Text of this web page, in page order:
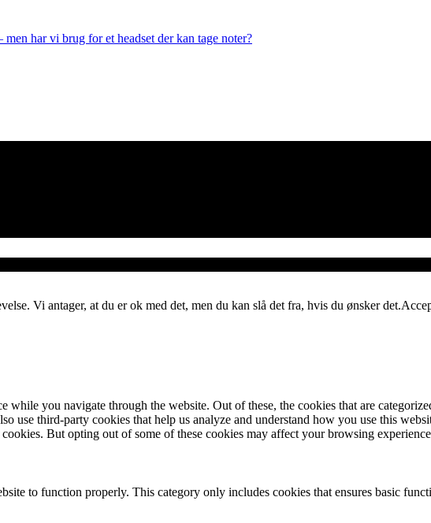
har vi brug for et headset der kan tage noter?
Vi antager, at du er ok med det, men du kan slå det fra, hvis du ønsker det.
you navigate through the website. Out of these, the cookies that are
use third-party cookies that help us analyze and understand how you use this
But opting out of some of these cookies may affect your browsing
to function properly. This category only includes cookies that ensures basic